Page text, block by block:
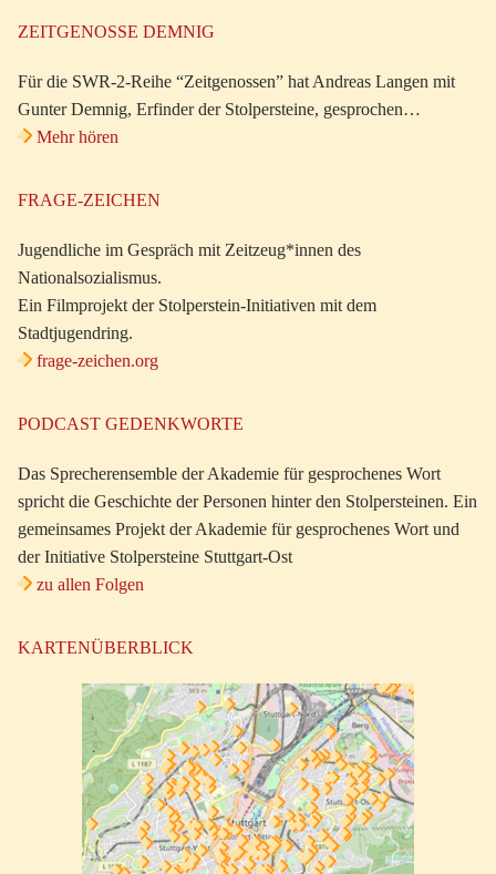
ZEITGENOSSE DEMNIG
Für die SWR-2-Reihe “Zeitgenossen” hat Andreas Langen mit
Gunter Demnig, Erfinder der Stolpersteine, gesprochen…
Mehr hören
FRAGE-ZEICHEN
Jugendliche im Gespräch mit Zeitzeug*innen des
Nationalsozialismus.
Ein Filmprojekt der Stolperstein-Initiativen mit dem
Stadtjugendring.
frage-zeichen.org
PODCAST GEDENKWORTE
Das Sprecherensemble der Akademie für gesprochenes Wort
spricht die Geschichte der Personen hinter den Stolpersteinen. Ein
gemeinsames Projekt der Akademie für gesprochenes Wort und
der Initiative Stolpersteine Stuttgart-Ost
zu allen Folgen
KARTENÜBERBLICK